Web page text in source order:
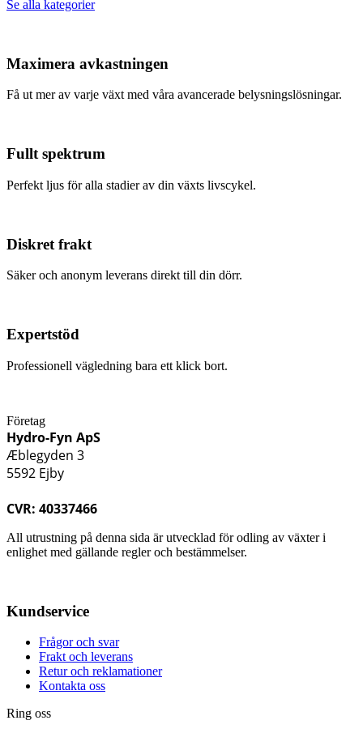
Se alla kategorier
Maximera avkastningen
Få ut mer av varje växt med våra avancerade belysningslösningar.
Fullt spektrum
Perfekt ljus för alla stadier av din växts livscykel.
Diskret frakt
Säker och anonym leverans direkt till din dörr.
Expertstöd
Professionell vägledning bara ett klick bort.
Företag
Hydro-Fyn ApS
Æblegyden 3
5592 Ejby
CVR: 40337466
All utrustning på denna sida är utvecklad för odling av växter i
enlighet med gällande regler och bestämmelser.
Kundservice
Frågor och svar
Frakt och leverans
Retur och reklamationer
Kontakta oss
Ring oss